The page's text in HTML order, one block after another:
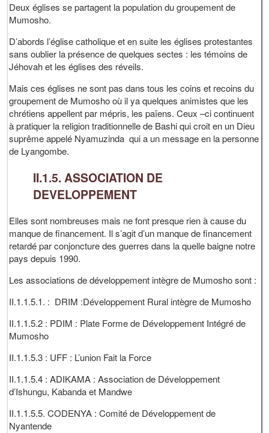
Deux églises se partagent la population du groupement de
Mumosho.
D’abords l’église catholique et en suite les églises protestantes
sans oublier la présence de quelques sectes : les témoins de
Jéhovah et les églises des réveils.
Mais ces églises ne sont pas dans tous les coins et recoins du
groupement de Mumosho où il ya quelques animistes que les
chrétiens appellent par mépris, les païens. Ceux –ci continuent
à pratiquer la religion traditionnelle de Bashi qui croit en un Dieu
suprême appelé Nyamuzinda qui a un message en la personne
de Lyangombe.
II.1.5. ASSOCIATION DE
DEVELOPPEMENT
Elles sont nombreuses mais ne font presque rien à cause du
manque de financement. Il s’agit d’un manque de financement
retardé par conjoncture des guerres dans la quelle baigne notre
pays depuis 1990.
Les associations de développement intègre de Mumosho sont :
II.1.1.5.1. : DRIM :Développement Rural intègre de Mumosho
II.1.1.5.2 : PDIM : Plate Forme de Développement Intégré de
Mumosho
II.1.1.5.3 : UFF : L’union Fait la Force
II.1.1.5.4 : ADIKAMA : Association de Développement
d’Ishungu, Kabanda et Mandwe
II.1.1.5.5. CODENYA : Comité de Développement de
Nyantende